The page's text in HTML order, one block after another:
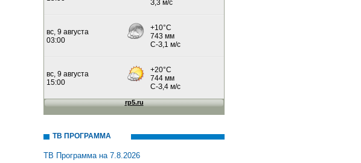
ТВ ПРОГРАММА
ТВ Программа на 7.8.2026